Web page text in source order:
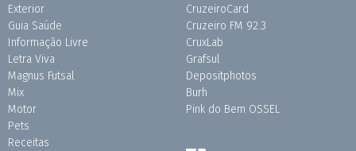
Exterior
Guia Saúde
Informação Livre
Letra Viva
Magnus Futsal
Mix
Motor
Pets
Receitas
CruzeiroCard
Cruzeiro FM 92.3
CruxLab
Grafsul
Depositphotos
Burh
Pink do Bem OSSEL